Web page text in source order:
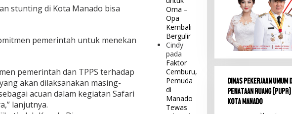
stunting di Kota Manado bisa
pemerintah untuk menekan
pemerintah dan TPPS terhadap
akan dilaksanakan masing-
acuan dalam kegiatan Safari
lanjutnya.
Oma –
Opa
Kembali
Bergulir
Cindy
pada
Faktor
Cemburu,
Pemuda
di
Manado
Tewas